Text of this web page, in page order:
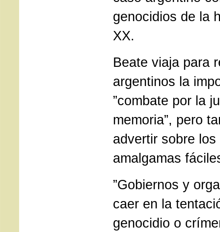
genocidios de la
XX.
Beate viaja para
argentinos la
”combate por la
memoria”, pero
advertir sobre
amalgamas
”Gobiernos y
caer en la
genocidio o